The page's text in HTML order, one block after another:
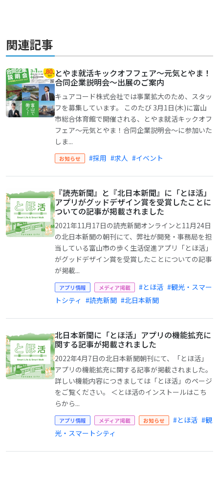
関連記事
とやま就活キックオフフェア～元気とやま！
合同企業説明会～出展のご案内
キュアコード株式会社では事業拡大のため、スタッ
フを募集しています。 このたび 3月1日(木)に富山
市総合体育館で開催される、とやま就活キックオフ
フェア～元気とやま！合同企業説明会～に参加いた
しま...
お知らせ #採用 #求人 #イベント
『読売新聞』と『北日本新聞』に「とほ活」
アプリがグッドデザイン賞を受賞したことに
ついての記事が掲載されました
2021年11月17日の読売新聞オンラインと11月24日
の北日本新聞の朝刊にて、弊社が開発・事務局を担
当している富山市の歩く生活促進アプリ「とほ活」
がグッドデザイン賞を受賞したことについての記事
が掲載...
アプリ情報 メディア掲載 #とほ活 #観光・スマー
トシティ #読売新聞 #北日本新聞
北日本新聞に「とほ活」アプリの機能拡充に
関する記事が掲載されました
2022年4月7日の北日本新聞朝刊にて、「とほ活」
アプリの機能拡充に関する記事が掲載されました。
詳しい機能内容につきましては「とほ活」のページ
をご覧ください。 ＜とほ活のインストールはこち
らから...
アプリ情報 メディア掲載 お知らせ #とほ活 #観
光・スマートシティ